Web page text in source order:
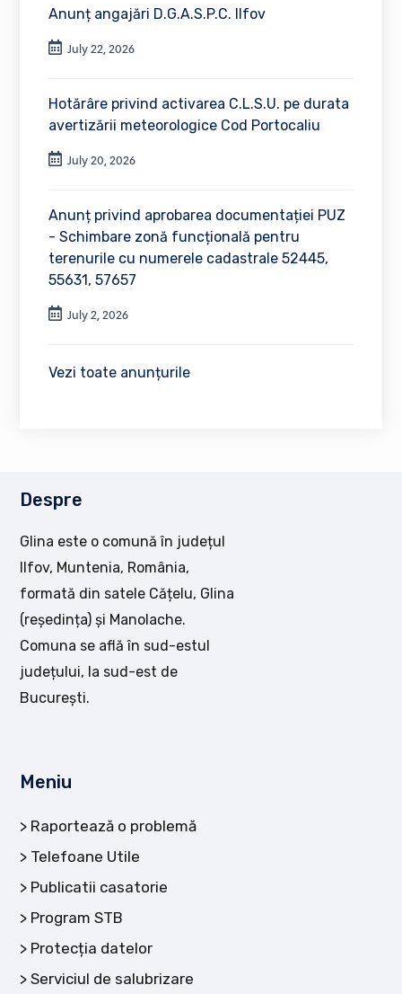
Anunț angajări D.G.A.S.P.C. Ilfov
July 22, 2026
Hotărâre privind activarea C.L.S.U. pe durata
avertizării meteorologice Cod Portocaliu
July 20, 2026
Anunț privind aprobarea documentației PUZ
- Schimbare zonă funcțională pentru
terenurile cu numerele cadastrale 52445,
55631, 57657
July 2, 2026
Vezi toate anunțurile
Despre
Glina este o comună în județul
Ilfov, Muntenia, România,
formată din satele Cățelu, Glina
(reședința) și Manolache.
Comuna se află în sud-estul
județului, la sud-est de
București.
Meniu
Raportează o problemă
Telefoane Utile
Publicatii casatorie
Program STB
Protecția datelor
Serviciul de salubrizare